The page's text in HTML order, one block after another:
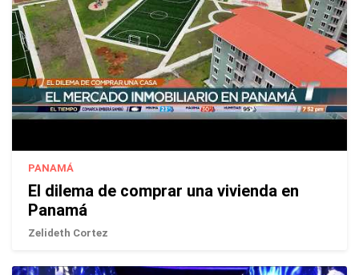
PANAMÁ
El dilema de comprar una vivienda en
Panamá
Zelideth Cortez